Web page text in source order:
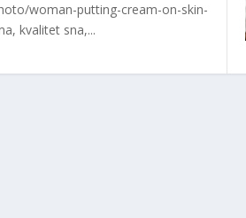
woman-putting-cream-on-skin-
kvalitet sna,...